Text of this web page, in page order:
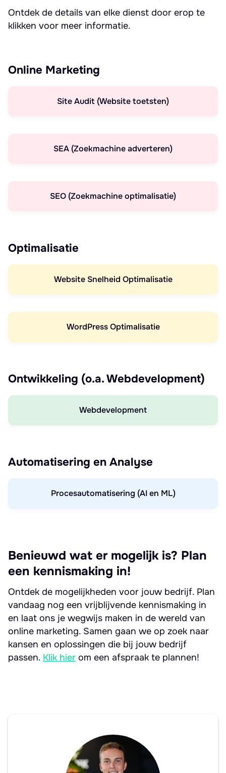
Ontdek de details van elke dienst door erop te
klikken voor meer informatie.
Online Marketing
Site Audit (Website toetsten)
SEA (Zoekmachine adverteren)
SEO (Zoekmachine optimalisatie)
Optimalisatie
Website Snelheid Optimalisatie
WordPress Optimalisatie
Ontwikkeling (o.a. Webdevelopment)
Webdevelopment
Automatisering en Analyse
Procesautomatisering (AI en ML)
Benieuwd wat er mogelijk is? Plan
een kennismaking in!
Ontdek de mogelijkheden voor jouw bedrijf. Plan
vandaag nog een vrijblijvende kennismaking in
en laat ons je wegwijs maken in de wereld van
online marketing. Samen gaan we op zoek naar
kansen en oplossingen die bij jouw bedrijf
passen. Klik hier om een afspraak te plannen!